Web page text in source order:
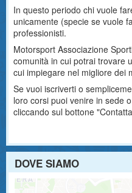
In questo periodo chi vuole
unicamente (specie se vuole
professionisti.
Motorsport Associazione
comunità in cui potrai trovare
cui impiegare nel migliore dei
Se vuoi iscriverti o
loro corsi puoi venire in sede
cliccando sul bottone
DOVE SIAMO